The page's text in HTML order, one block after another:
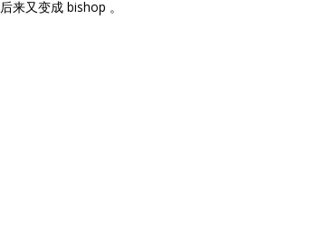
后来又变成 bishop 。